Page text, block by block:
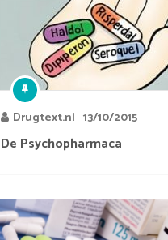
Drugtext.nl 13/10/2015
De Psychopharmaca